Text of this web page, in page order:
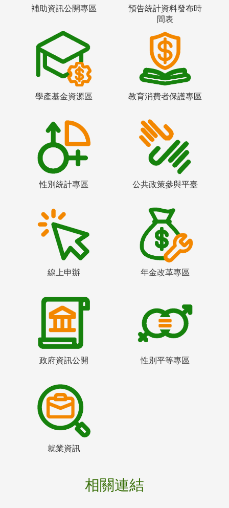
補助資訊公開專區
預告統計資料發布時
間表
學產基金資源區 教育消費者保護專區
性別統計專區 公共政策參與平臺
線上申辦 年金改革專區
政府資訊公開 性別平等專區
就業資訊
相關連結